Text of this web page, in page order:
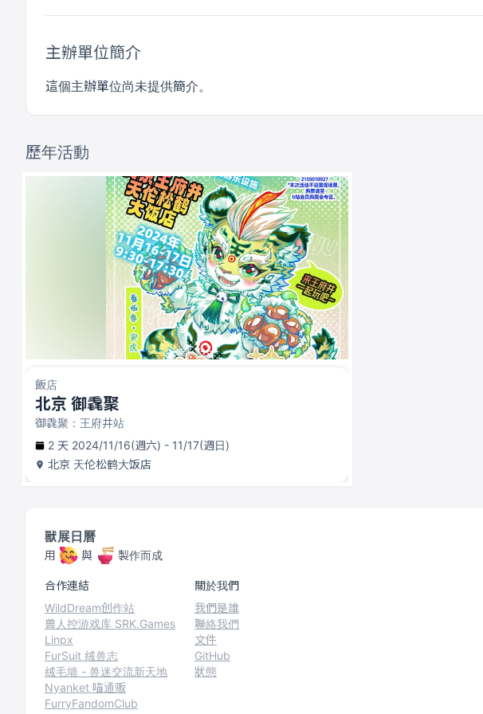
主辦單位簡介
這個主辦單位尚未提供簡介。
歷年活動
飯店
北京 御毳聚
御毳聚：王府井站
2 天 2024/11/16(週六) - 11/17(週日)
北京 天伦松鹤大饭店
獸展日曆
用 與 製作而成
合作連結
WildDream创作站
兽人控游戏库 SRK.Games
Linpx
FurSuit 绒兽志
绒毛墙 - 兽迷交流新天地
Nyanket 喵通贩
FurryFandomClub
關於我們
我們是誰
聯絡我們
文件
GitHub
狀態